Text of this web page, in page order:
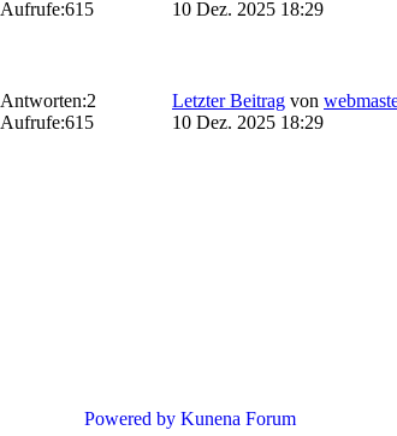
Aufrufe:615
10 Dez. 2025 18:29
Antworten:2
Aufrufe:615
Letzter Beitrag von
10 Dez. 2025 18:29
Powered by Kunena Forum